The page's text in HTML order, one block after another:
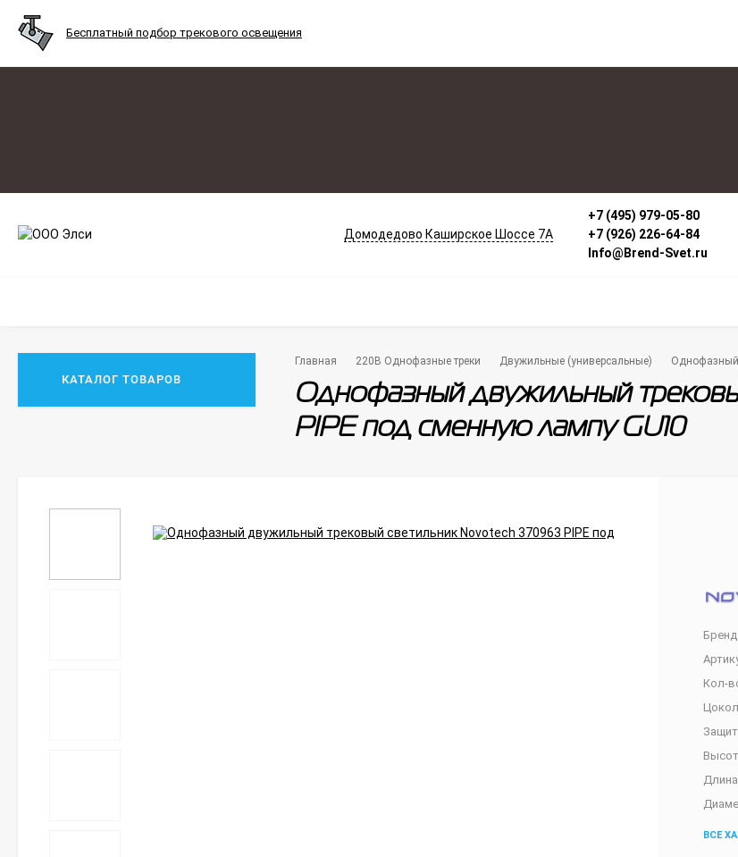
Бесплатный подбор трекового освещения
Домодедово Каширское Шоссе 7А
+7 (495) 979-05-80
+7 (926) 226-64-84
Info@Brend-Svet.ru
КАТАЛОГ ТОВАРОВ
Главная 220В Однофазные треки Двужильные (универсальные) Однофазный
Однофазный двужильный
PIPE под сменную лампу GU10
Бренд
Кол-
Длина
ВСЕ